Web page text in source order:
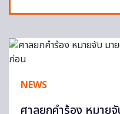
NEWS